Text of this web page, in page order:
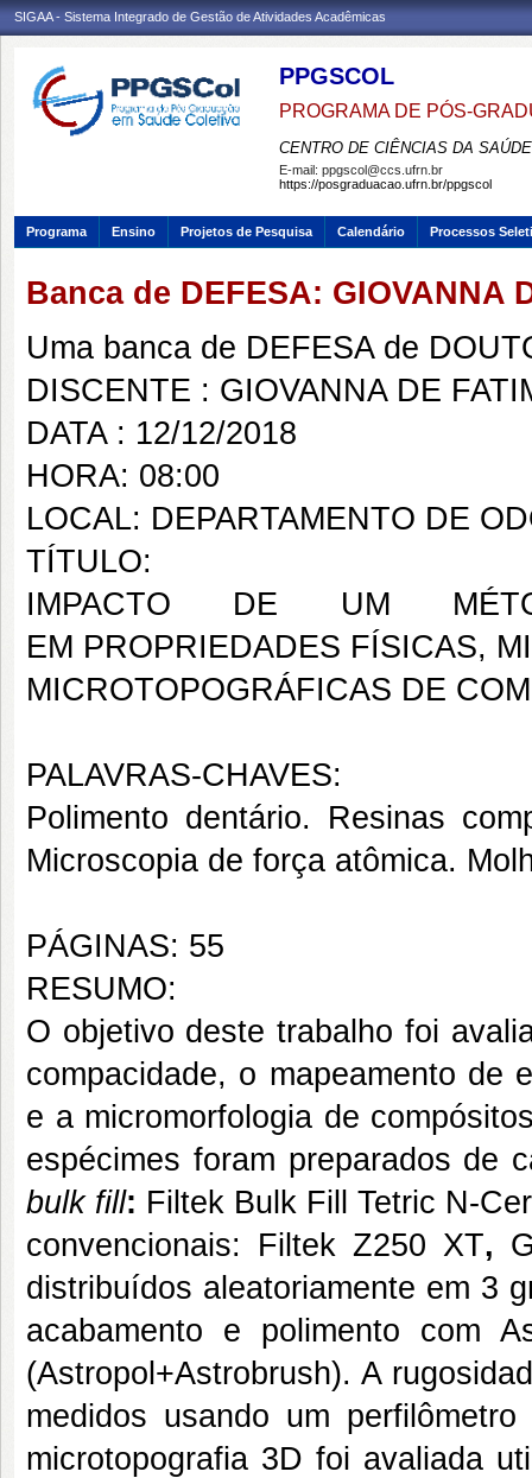
SIGAA - Sistema Integrado de Gestão de Atividades Acadêmicas
PPGSCOL
PROGRAMA DE PÓS-
CENTRO DE CIÊNCIAS DA SAÚDE
E-mail: ppgscol@ccs.ufrn.br
https://posgraduacao.ufrn.br/ppgscol
Programa Ensino Projetos de Pesquisa Calendário Processos
Banca de DEFESA: GIOVANNA
Uma banca de DEFESA de
DISCENTE : GIOVANNA DE
DATA : 12/12/2018
HORA: 08:00
LOCAL: DEPARTAMENTO DE
TÍTULO:
IMPACTO DE UM
EM PROPRIEDADES FÍSICAS,
MICROTOPOGRÁFICAS DE
PALAVRAS-CHAVES:
Polimento dentário. Resinas
Microscopia de força atômica.
PÁGINAS: 55
RESUMO:
O objetivo deste trabalho foi
compacidade, o mapeamento de
e a micromorfologia de
espécimes foram preparados de
bulk fill: Filtek Bulk Fill
Tetric N-
convencionais:
Filtek Z250 XT,
distribuídos aleatoriamente em 3
acabamento e polimento com
(Astropol+Astrobrush). A
medidos usando um
microtopografia 3D foi avaliada